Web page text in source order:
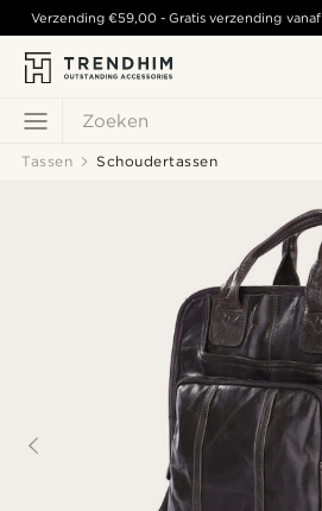
Zoeken
Verzending€59,00 - Gratis verzending vanaf
Tassen Schoudertassen